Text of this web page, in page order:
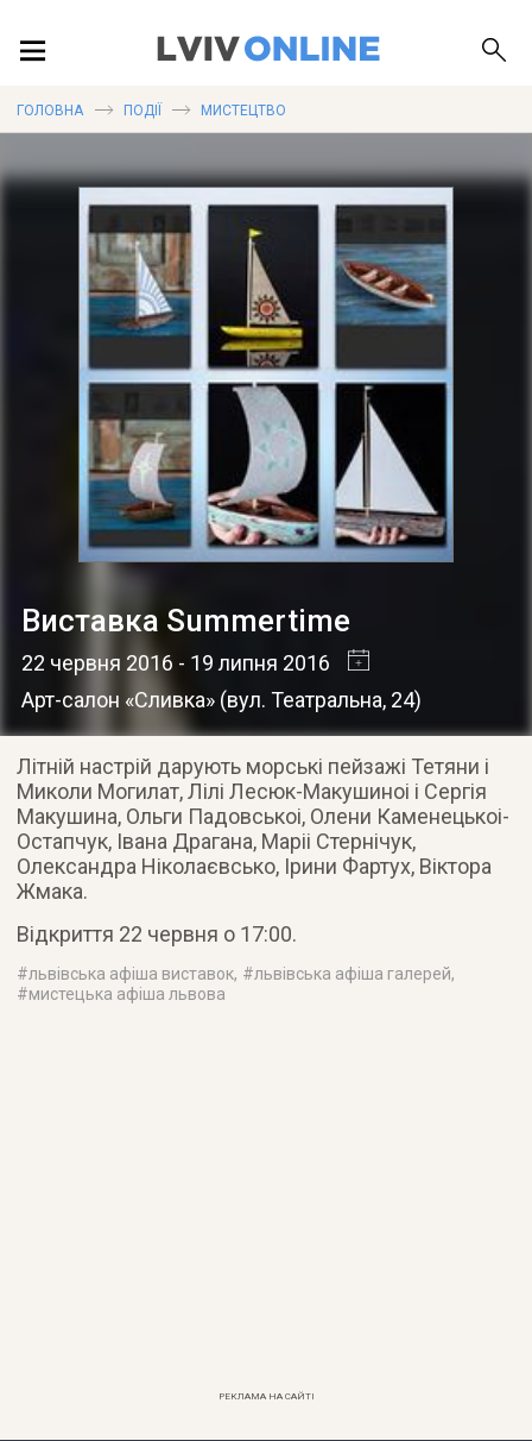
ЛОКАЦІЇ
ПУБЛІКАЦІЇ
ДОВІДКА
ГОЛОВНА ПОДІЇ МИСТЕЦТВО
Виставка Summertime
22 червня 2016 - 19 липня 2016
Арт-салон «Сливка» (вул. Театральна, 24)
Літній настрій дарують морські пейзажі Тетяни і
Миколи Могилат, Лілі Лесюк-Макушиноі і Сергія
Макушина, Ольги Падовськоі, Олени Каменецькоі-
Остапчук, Івана Драгана, Маріі Стернічук,
Олександра Ніколаєвсько, Ірини Фартух, Віктора
Жмака.
Відкриття 22 червня о 17:00.
#львівська афіша виставок, #львівська афіша галерей,
#мистецька афіша львова
РЕКЛАМА НА САЙТІ